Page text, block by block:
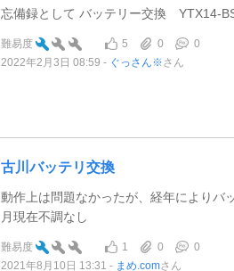
忘備録として バッテリー交換 YTX14-
難易度 5 0
0
2022年2月3日 08:59
ぐっさん※さん
古川バッテリ交換
動作上は問題なかったが、経年によりバ
月現在不調なし
難易度 1 0
0
2021年8月10日 13:31
まめ.comさん